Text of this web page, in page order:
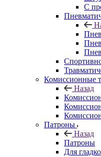
С
Комиссионные
Назад
Патроны
Назад
Патроны
Для